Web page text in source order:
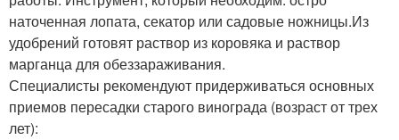
наточенная лопата, секатор или садовые ножницы.Из
удобрений готовят раствор из коровяка и раствор
марганца для обеззараживания.
Специалисты рекомендуют придерживаться основных
приемов пересадки старого винограда (возраст от трех
лет):